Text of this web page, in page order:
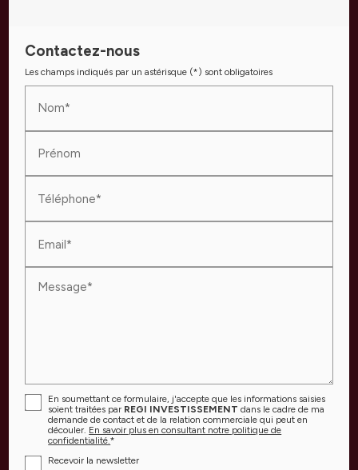
Contactez-nous
Les champs indiqués par un astérisque (*) sont obligatoires
Nom*
Prénom
Téléphone*
Email*
Message*
En soumettant ce formulaire, j'accepte que les informations saisies
soient traitées par REGI INVESTISSEMENT dans le cadre de ma
demande de contact et de la relation commerciale qui peut en
découler. En savoir plus en consultant notre politique de
confidentialité.*
Recevoir la newsletter